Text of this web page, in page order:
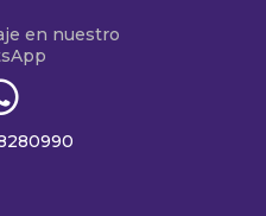
en nuestro